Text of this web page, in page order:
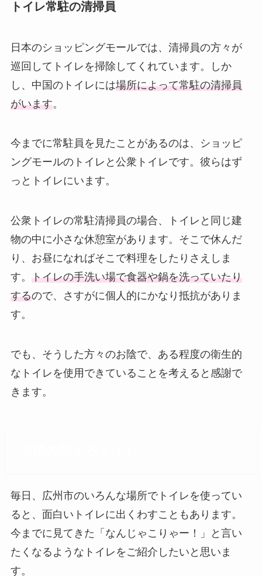
トイレ常駐の清掃員
日本のショッピングモールでは、清掃員の方々が
巡回してトイレを掃除してくれています。しか
し、中国のトイレには場所によって常駐の清掃員
がいます。
今までに常駐員を見たことがあるのは、ショッピ
ングモールのトイレと公衆トイレです。彼らはず
っとトイレにいます。
公衆トイレの常駐清掃員の場合、トイレと同じ建
物の中に小さな休憩室があります。そこで休んだ
り、お昼になればそこで料理をしたりさえしま
す。 トイレの手洗い場で食器や鍋を洗っていたり
するので、さすがに個人的にかなり抵抗がありま
す。
でも、そうした方々のお陰で、ある程度の衛生的
なトイレを使用できていることを考えると感謝で
きます。
毎日、広州市のいろんな場所でトイレを使ってい
ると、面白いトイレに出くわすこともあります。
今までに見てきた「なんじゃこりゃー！」と言い
たくなるようなトイレをご紹介したいと思いま
す。